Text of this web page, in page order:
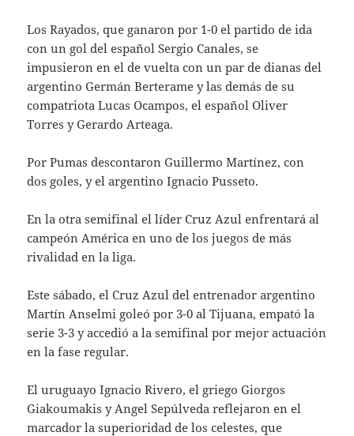
Los Rayados, que ganaron por 1-0 el partido de ida
con un gol del español Sergio Canales, se
impusieron en el de vuelta con un par de dianas del
argentino Germán Berterame y las demás de su
compatriota Lucas Ocampos, el español Oliver
Torres y Gerardo Arteaga.
Por Pumas descontaron Guillermo Martínez, con
dos goles, y el argentino Ignacio Pusseto.
En la otra semifinal el líder Cruz Azul enfrentará al
campeón América en uno de los juegos de más
rivalidad en la liga.
Este sábado, el Cruz Azul del entrenador argentino
Martín Anselmi goleó por 3-0 al Tijuana, empató la
serie 3-3 y accedió a la semifinal por mejor actuación
en la fase regular.
El uruguayo Ignacio Rivero, el griego Giorgos
Giakoumakis y Angel Sepúlveda reflejaron en el
marcador la superioridad de los celestes, que